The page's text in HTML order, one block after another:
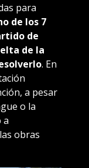
para
de los 7
de
de la
. En
a pesar
o la
a
obras